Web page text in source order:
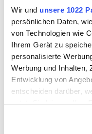
Wir und unsere 1022
persönlichen Daten,
von Technologien wie
Ihrem Gerät zu
personalisierte
Werbung und Inhalten,
Entwicklung von
entscheiden darüber,
Trigger Symbol
Gerne